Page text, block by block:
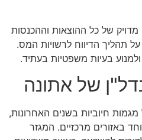
של כל ההוצאות וההכנסות
תהליך הדיווח לרשויות המס.
ולמנוע בעיות משפטיות בעתיד.
של אתונה
חיוביות בשנים האחרונות,
באזורים מרכזיים. המגזר